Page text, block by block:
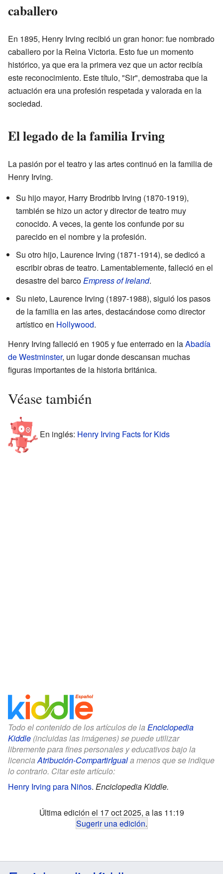
caballero
En 1895, Henry Irving recibió un gran honor: fue nombrado
caballero por la Reina Victoria. Esto fue un momento
histórico, ya que era la primera vez que un actor recibía
este reconocimiento. Este título, "Sir", demostraba que la
actuación era una profesión respetada y valorada en la
sociedad.
El legado de la familia Irving
La pasión por el teatro y las artes continuó en la familia de
Henry Irving.
Su hijo mayor, Harry Brodribb Irving (1870-1919),
también se hizo un actor y director de teatro muy
conocido. A veces, la gente los confunde por su
parecido en el nombre y la profesión.
Su otro hijo, Laurence Irving (1871-1914), se dedicó a
escribir obras de teatro. Lamentablemente, falleció en el
desastre del barcoEmpress of Ireland.
Su nieto, Laurence Irving (1897-1988), siguió los pasos
de la familia en las artes, destacándose como director
artístico en Hollywood.
Henry Irving falleció en 1905 y fue enterrado en laAbadía
de Westminster, un lugar donde descansan muchas
figuras importantes de la historia británica.
Véase también
En inglés: Henry Irving Facts for Kids
Todo el contenido de los artículos de la Enciclopedia
Kiddle (incluidas las imágenes) se puede utilizar
libremente para fines personales y educativos bajo la
licenciaAtribución-CompartirIguala menos que se indique
lo contrario. Citar este artículo:
Henry Irving para Niños. Enciclopedia Kiddle.
Última edición el 17 oct 2025, a las 11:19
Sugerir una edición.